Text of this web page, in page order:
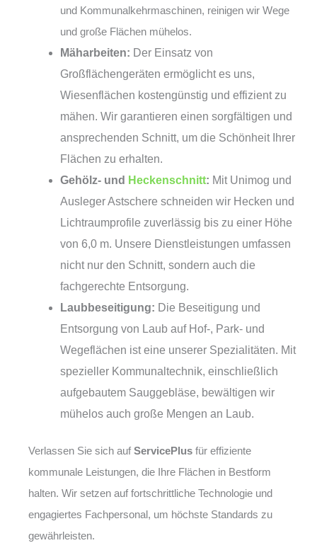
und Kommunalkehrmaschinen, reinigen wir Wege
und große Flächen mühelos.
Mäharbeiten: Der Einsatz von
Großflächengeräten ermöglicht es uns,
Wiesenflächen kostengünstig und effizient zu
mähen. Wir garantieren einen sorgfältigen und
ansprechenden Schnitt, um die Schönheit Ihrer
Flächen zu erhalten.
Gehölz- und Heckenschnitt: Mit Unimog und
Ausleger Astschere schneiden wir Hecken und
Lichtraumprofile zuverlässig bis zu einer Höhe
von 6,0 m. Unsere Dienstleistungen umfassen
nicht nur den Schnitt, sondern auch die
fachgerechte Entsorgung.
Laubbeseitigung: Die Beseitigung und
Entsorgung von Laub auf Hof-, Park- und
Wegeflächen ist eine unserer Spezialitäten. Mit
spezieller Kommunaltechnik, einschließlich
aufgebautem Sauggebläse, bewältigen wir
mühelos auch große Mengen an Laub.
Verlassen Sie sich auf ServicePlus für effiziente
kommunale Leistungen, die Ihre Flächen in Bestform
halten. Wir setzen auf fortschrittliche Technologie und
engagiertes Fachpersonal, um höchste Standards zu
gewährleisten.